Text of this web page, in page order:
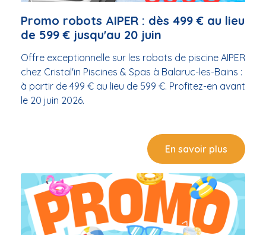
Promo robots AIPER : dès 499 € au lieu
de 599 € jusqu'au 20 juin
Offre exceptionnelle sur les robots de piscine AIPER
chez Cristal'in Piscines & Spas à Balaruc-les-Bains :
à partir de 499 € au lieu de 599 €. Profitez-en avant
le 20 juin 2026.
En savoir plus